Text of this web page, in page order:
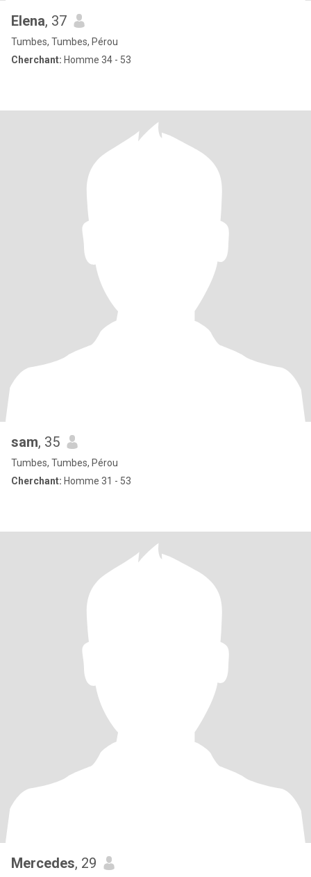
Elena, 37
Tumbes, Tumbes, Pérou
Cherchant: Homme 34 - 53
sam, 35
Tumbes, Tumbes, Pérou
Cherchant: Homme 31 - 53
Mercedes, 29